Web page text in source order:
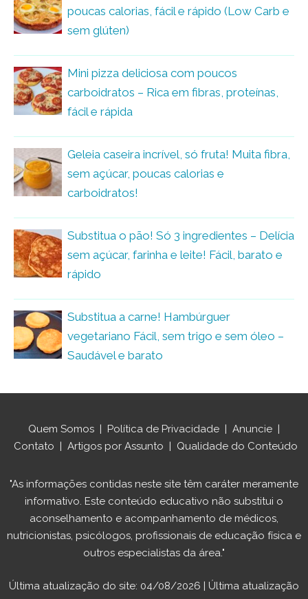
poucas calorias, fácil e rápido (Low Carb e
sem glúten)
Mini pizza deliciosa com poucos
carboidratos – Rica em fibras, proteínas,
fácil e rápida
Geleia caseira incrível, só fruta! Muita fibra,
sem açúcar, poucas calorias e
carboidratos!
Substitua o pão! Só 3 ingredientes – Delícia
sem açúcar, farinha e leite! Fácil, barato e
rápido
Substitua a carne! Hambúrguer
vegetariano Fácil, sem trigo e sem óleo –
Saudável e barato
Quem Somos | Política de Privacidade | Anuncie |
Contato | Artigos por Assunto | Qualidade do Conteúdo
"As informações contidas neste site têm caráter meramente
informativo. Este conteúdo educativo não substitui o
aconselhamento e acompanhamento de médicos,
nutricionistas, psicólogos, profissionais de educação física e
outros especialistas da área."
Última atualização do site: 04/08/2026 | Última atualização